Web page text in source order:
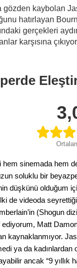
gözden kaybolan
hatırlayan
gerçekleri
karşısına
hem sinemada hem
soluklu bir
düşkünü olduğum
de videoda
(Shogun
Matt
kaynaklanmıyor.
ya da kadınlardan
ancak “9 yıllık